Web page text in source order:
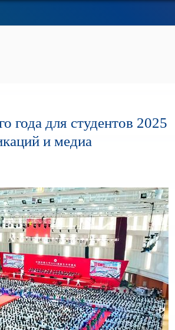
года для студентов 2025
и медиа